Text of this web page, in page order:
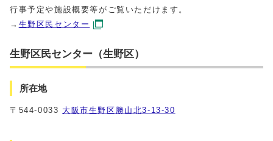
行事予定や施設概要等がご覧いただけます。
→ 生野区民センター
生野区民センター（生野区）
所在地
〒544-0033 大阪市生野区勝山北3-13-30